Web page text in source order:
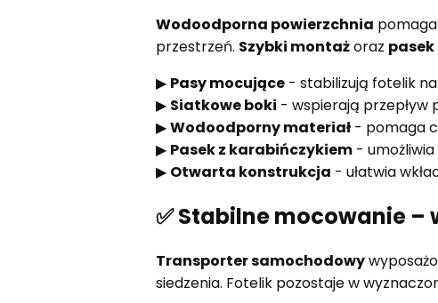
Wodoodporna powierzchnia
przestrzeń. Szybki montażoraz
▶ Pasy mocujące- stabilizują fotelik na
▶ Siatkowe boki - wspierają przepływ
▶Wodoodporny materiał- pomaga
▶ Pasek z karabińczykiem- umożliwia
▶ Otwarta konstrukcja - ułatwia
✅ Stabilne mocowanie
Transporter samochodowy
siedzenia. Fotelik pozostaje w